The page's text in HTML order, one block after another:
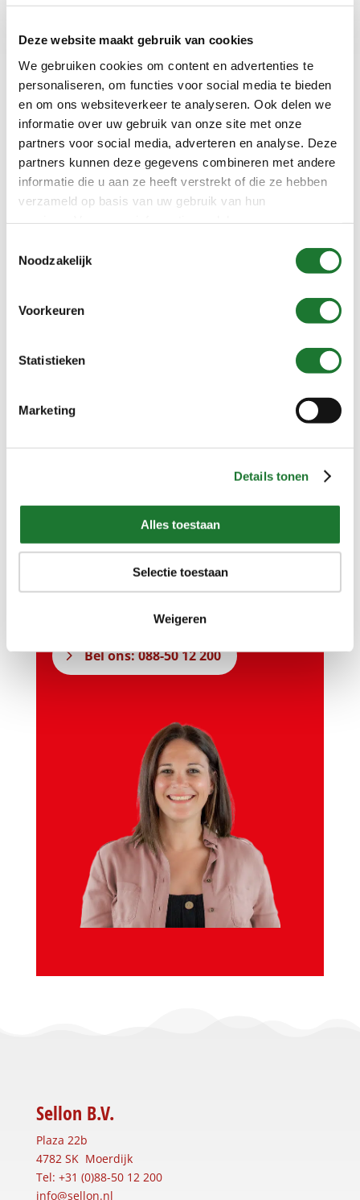
Deze website maakt gebruik van cookies
We gebruiken cookies om content en advertenties te
personaliseren, om functies voor social media te bieden
en om ons websiteverkeer te analyseren. Ook delen we
informatie over uw gebruik van onze site met onze
partners voor social media, adverteren en analyse. Deze
partners kunnen deze gegevens combineren met andere
informatie die u aan ze heeft verstrekt of die ze hebben
verzameld op basis van uw gebruik van hun
Noodzakelijk
Voorkeuren
Statistieken
Marketing
Details tonen
Alles toestaan
Selectie toestaan
Weigeren
Type 1600 Type ECS-T
Type Steel Trap™
ons op…
Onze specialisten staan u graag te
Stuur ons een bericht
Bel ons: 088-50 12 200
Sellon B.V.
Plaza 22b
4782 SK Moerdijk
Tel: +31 (0)88-50 12 200
info@sellon.nl